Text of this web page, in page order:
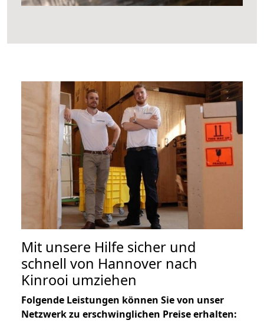
Mit unsere Hilfe sicher und
schnell von Hannover nach
Kinrooi umziehen
Folgende Leistungen können Sie von unser
Netzwerk zu erschwinglichen Preise erhalten: